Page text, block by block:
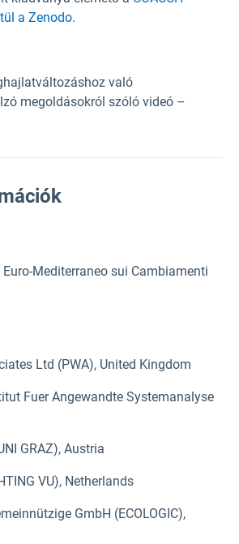
a Zenodo.
való
megoldásokról szóló videó –
Mediterraneo sui Cambiamenti
Ltd (PWA), United Kingdom
Fuer Angewandte Systemanalyse
GRAZ), Austria
VU), Netherlands
GmbH (ECOLOGIC),